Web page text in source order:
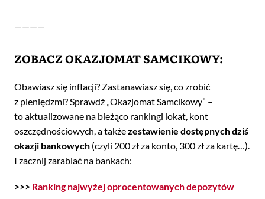
————
ZOBACZ OKAZJOMAT SAMCIKOWY:
Obawiasz się inflacji? Zastanawiasz się, co zrobić
z pieniędzmi? Sprawdź „Okazjomat Samcikowy” –
to aktualizowane na bieżąco rankingi lokat, kont
oszczędnościowych, a takżezestawienie dostępnych dziś
okazji bankowych (czyli 200 zł za konto, 300 zł za kartę…).
I zacznij zarabiać na bankach:
>>> Ranking najwyżej oprocentowanych depozytów